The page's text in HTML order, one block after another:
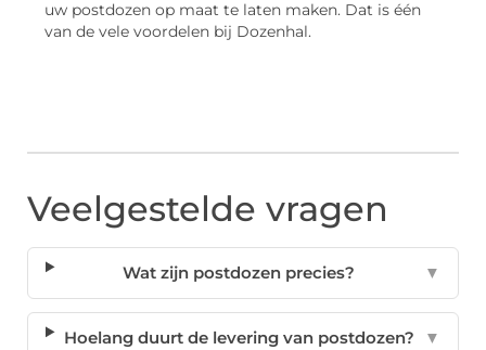
uw postdozen op maat te laten maken. Dat is één
van de vele voordelen bij Dozenhal.
Veelgestelde vragen
Wat zijn postdozen precies? ▼
Hoelang duurt de levering van postdozen? ▼